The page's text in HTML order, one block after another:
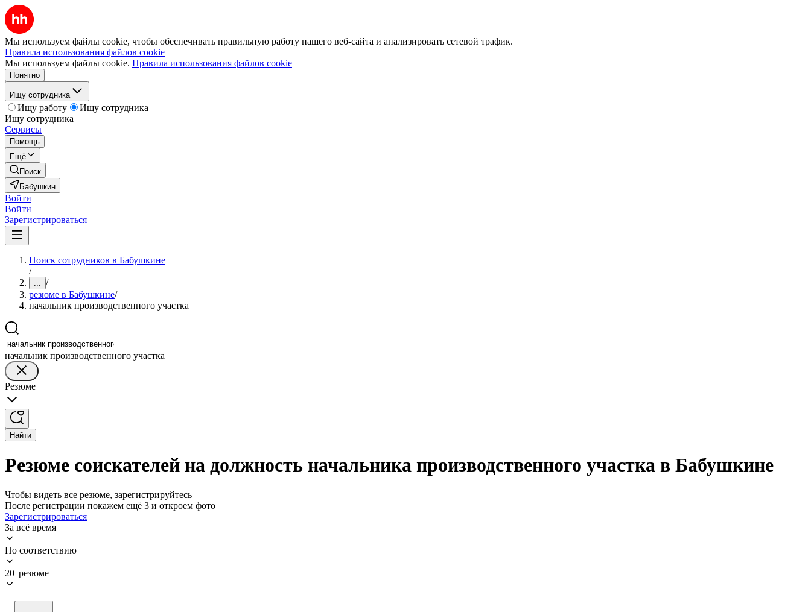
Мы используем файлы cookie, чтобы обеспечивать правильную работу нашего веб-сайта и анализировать сетевой трафик.
Правила использования файлов cookie
Мы используем файлы cookie. Правила использования файлов cookie
Понятно
Ищу сотрудника
Ищу работу
Ищу сотрудника
Ищу сотрудника
Сервисы
Помощь
Ещё
Поиск
Бабушкин
Войти
Войти
Зарегистрироваться
Поиск сотрудников в Бабушкине
/
... /
резюме в Бабушкине/
начальник производственного участка
начальник производственного участка
Резюме
Найти
Резюме соискателей на должность начальника производственного участка в Бабушкине
Чтобы видеть все резюме, зарегистрируйтесь
После регистрации покажем ещё 3 и откроем фото
Зарегистрироваться
За всё время
По соответствию
20 резюме